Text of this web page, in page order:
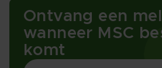
Ontvang een
wanneer MSC
komt